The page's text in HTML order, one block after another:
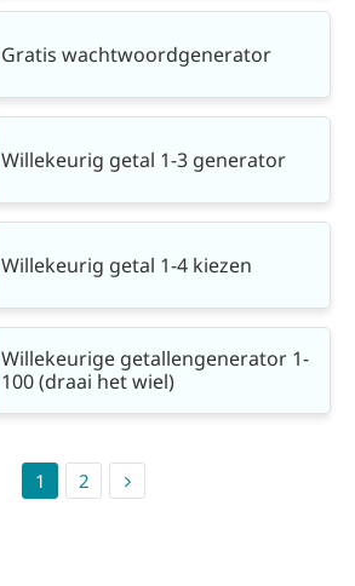
Gratis wachtwoordgenerator
Willekeurig getal 1-3 generator
Willekeurig getal 1-4 kiezen
Willekeurige getallengenerator 1-
100 (draai het wiel)
1 2